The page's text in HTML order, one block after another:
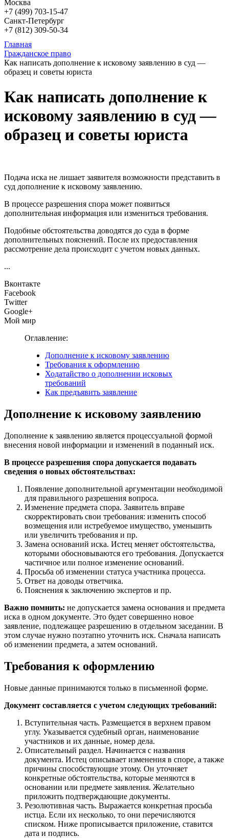
Москва
+7 (499) 703-15-47
Санкт-Петербург
+7 (812) 309-50-34
Главная
Гражданское право
Как написать дополнение к исковому заявлению в суд —
образец и советы юриста
Как написать дополнение к
исковому заявлению в суд —
образец и советы юриста
Подача иска не лишает заявителя возможности представить в
суд дополнение к исковому заявлению.
В процессе разрешения спора может появиться
дополнительная информация или измениться требования.
Подобные обстоятельства доводятся до суда в форме
дополнительных пояснений. После их предоставления
рассмотрение дела происходит с учетом новых данных.
...
Вконтакте
Facebook
Twitter
Google+
Мой мир
Оглавление:
Дополнение к исковому заявлению
Требования к оформлению
Ходатайство о дополнении исковых
требований
Как предъявить заявление
Дополнение к исковому заявлению
Дополнение к заявлению является процессуальной формой
внесения новой информации и изменений в поданный иск.
В процессе разрешения спора допускается подавать
сведения о новых обстоятельствах:
Появление дополнительной аргументации необходимой
для правильного разрешения вопроса.
Изменение предмета спора. Заявитель вправе
скорректировать свои требования: изменить способ
возмещения или истребуемое имущество, уменьшить
или увеличить требования и пр.
Замена оснований иска. Истец меняет обстоятельства,
которыми обосновываются его требования. Допускается
частичное или полное изменение оснований.
Просьба об изменении статуса участника процесса.
Ответ на доводы ответчика.
Пояснения к заключению экспертов и пр.
Важно помнить: не допускается замена основания и предмета
иска в одном документе. Это будет совершенно новое
заявление, подлежащее разрешению в отдельном заседании. В
этом случае нужно поэтапно уточнить иск. Сначала написать
об изменении предмета, а затем оснований.
Требования к оформлению
Новые данные принимаются только в письменной форме.
Документ составляется с учетом следующих требований:
Вступительная часть. Размещается в верхнем правом
углу. Указывается судебный орган, наименование
участников и их данные, номер дела.
Описательный раздел. Начинается с названия
документа. Истец описывает изменения в споре, а также
причины способствующие этому. Он уточняет
конкретные обстоятельства, которые меняются в
основании или предмете заявления. Желательно
приложить подтверждающие документы.
Резолютивная часть. Выражается конкретная просьба
истца. Если их несколько, то они перечисляются
списком. Ниже прописывается приложение, ставится
дата и подпись.